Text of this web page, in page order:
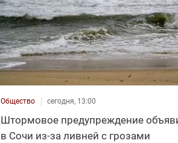
Общество сегодня, 13:00
Штормовое предупреждение
в Сочи из-за ливней с грозами